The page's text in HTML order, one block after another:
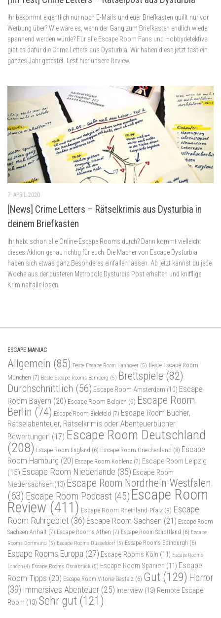
Ihr bekommt eigentlich nur noch E-Mails und euer Briefkasten quillt nur vor
Werbung über? Wie wäre es, wenn der Gang zum Briefkasten endlich wieder
spannend werden würde? Für alle Escape Room Fans und Hobbydetektive
gibt es dafür die Crime Letters aus Dysturbia. Wir haben diese jetzt fast ein
ganzes Jahr getestet. Lest hier unsere Review.
7. APRIL 2020
[News] Crime Letters – Rätselkrimis aus Dysturbia in
deinem Briefkasten
Ihr habt schon alle Online-Escape Rooms durch? Dann kommt vielleicht
dieses Aktion genau richtig für euch. Die Macher von Escape Dysturbia
haben sich etwas ganz Besonderes einfallen lassen. Ab jetzt kannst du jede
Woche aus der düsteren Metropole Dysturbia Post erhalten und knifflige
Kriminalfälle lösen.
ESCAPE MANIAC
Allgemein (85) Beste Escape Room Hannover (5) Beste Escape Room
München (7) Beste Escape Rooms Bamberg (5) Brettspiele (82)
Durchschnittlich (56) Escape Room Amsterdam (10) Escape
Room Bayern (20) Escape Room Belgien (9) Escape Room
Berlin (74) Escape Room Bielefeld (7) Escape Room Bücher,
Rätselabenteuer, Rätselkrimis oder Abenteuerbücher
Bewertungen (17) Escape Room Deutschland
(208) Escape Room England (6) Escape Room Griechenland (8) Escape
Room Hamburg (20) Escape Room Koblenz (7) Escape Room Leipzig
(15) Escape Room Niederlande (35) Escape Room
Niedersachsen (13) Escape Room Nordrhein-Westfalen
(63) Escape Room Podcast (45) Escape Room
Review (411) Escape Room Rheinland-Pfalz (9) Escape
Room Ruhrgebiet (36) Escape Room Sachsen (21) Escape Room
Sachsen-Anhalt (7) Escape Rooms Athen (7) Escape Room Schottland (6) Escape
Rooms Dortmund (5) Escape Rooms Düsseldorf (5) Escape Rooms Edinburgh (6)
Escape Rooms Europa (27) Escape Rooms Köln (11) Escape Rooms
London (4) Escape Rooms Osnabrück (5) Escape Room Spanien (11) Escape
Room Tipps (20) Escape Room Vitoria-Gasteiz (6) Gut (129) Horror
(39) Immersives Abenteuer (25) Interview (13) Remote Escape
Room (13) Sehr gut (121)